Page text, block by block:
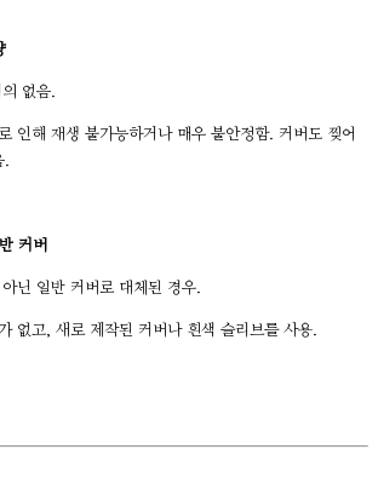
없음.
인해 재생 불가능하거나 매우 불안정함. 커버도 찢어
커버
닌 일반 커버로 대체된 경우.
없고, 새로 제작된 커버나 흰색 슬리브를 사용.